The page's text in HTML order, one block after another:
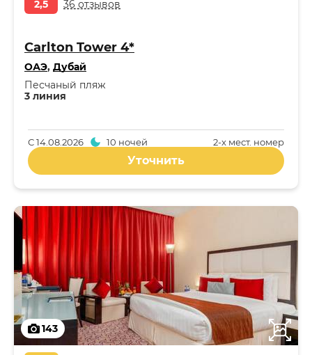
2,5 36 отзывов
Carlton Tower 4*
ОАЭ, Дубай
3 линия
Песчаный пляж
2-x мест. номер
С14.08.2026 10 ночей
Уточнить
143